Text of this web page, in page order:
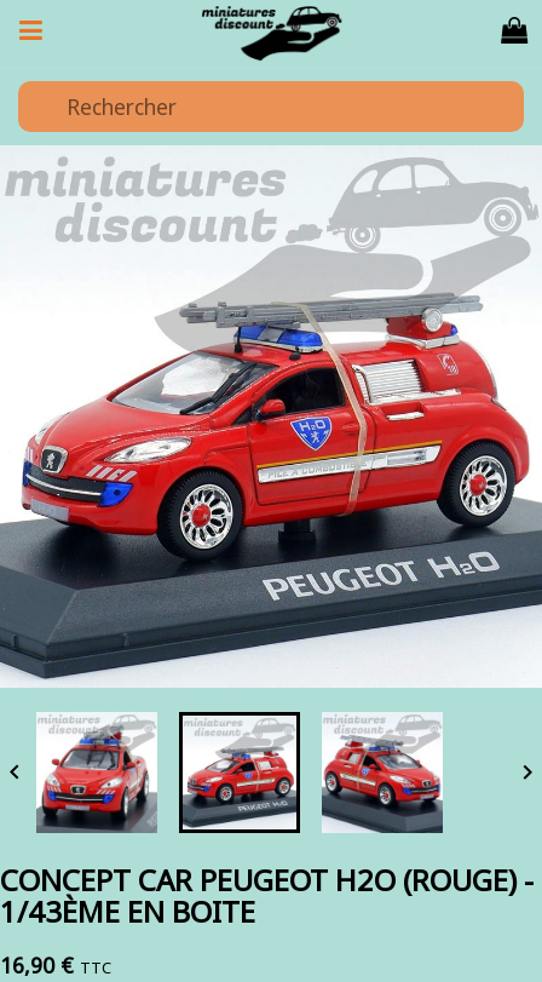
 
CONCEPT CAR PEUGEOT H2O (ROUGE) -
1/43ÈME EN BOITE
16,90 € TTC